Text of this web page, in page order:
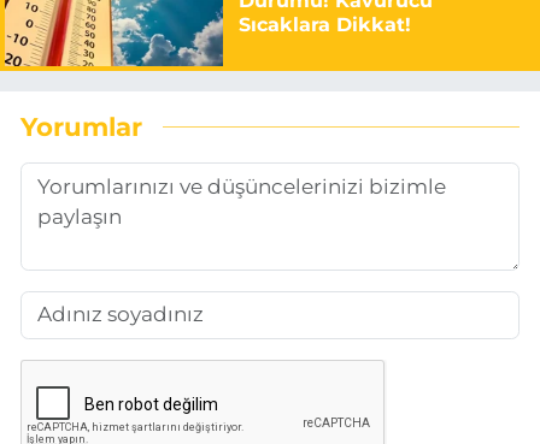
Sıcaklara Dikkat!
Yorumlar